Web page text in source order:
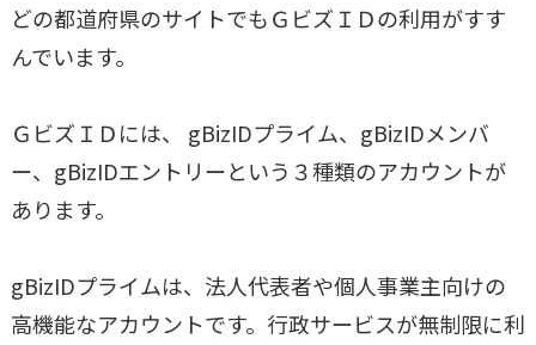
どの都道府県のサイトでもＧビズＩＤの利用がすす
んでいます。
ＧビズＩＤには、 gBizIDプライム、gBizIDメンバ
ー、gBizIDエントリーという３種類のアカウントが
あります。
gBizIDプライムは、法人代表者や個人事業主向けの
高機能なアカウントです。行政サービスが無制限に利